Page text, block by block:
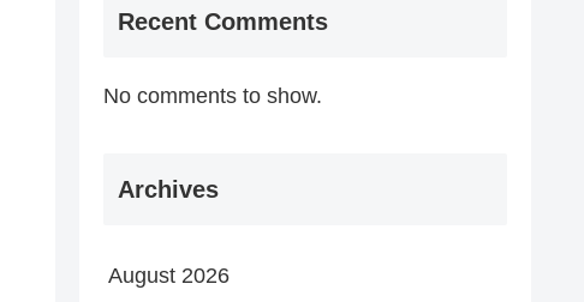
Recent Comments
No comments to show.
Archives
August 2026